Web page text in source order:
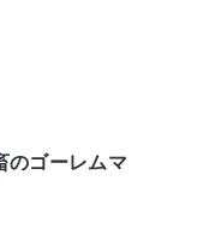
のゴーレムマ